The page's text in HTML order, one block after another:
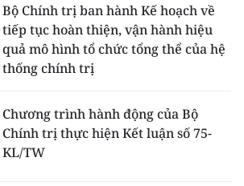
Bộ Chính trị ban hành Kế hoạch về
tiếp tục hoàn thiện, vận hành hiệu
quả mô hình tổ chức tổng thể của hệ
thống chính trị
Chương trình hành động của Bộ
Chính trị thực hiện Kết luận số 75-
KL/TW